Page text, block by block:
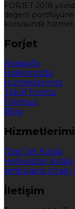
FORJET 2018
değerli
konusunda
Forjet
Anasayfa
Hakkımızda
Hizmetlerimiz
Teklif Formu
Filomuz
Blog
Özel Jet Kirala
Helikopter Kirala
Ambulans Uçağı
İletişim